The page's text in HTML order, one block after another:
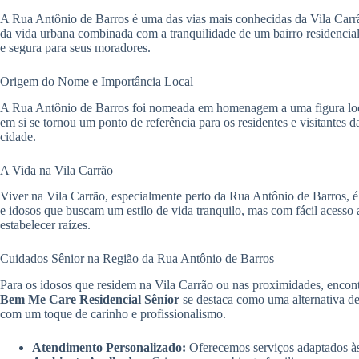
A Rua Antônio de Barros é uma das vias mais conhecidas da Vila
da vida urbana combinada com a tranquilidade de um bairro
e segura para seus moradores.
Origem do Nome e Importância Local
A Rua Antônio de Barros foi nomeada em homenagem a uma figura
em si se tornou um ponto de referência para os residentes e visitantes
cidade.
A Vida na Vila Carrão
Viver na Vila Carrão, especialmente perto da Rua Antônio de Barros,
e idosos que buscam um estilo de vida tranquilo, mas com fácil
estabelecer raízes.
Cuidados Sênior na Região da Rua Antônio de Barros
Para os idosos que residem na Vila Carrão ou nas proximidades,
Bem Me Care Residencial Sênior se destaca como uma alternativa
com um toque de carinho e profissionalismo.
Atendimento Personalizado: Oferecemos serviços adaptados